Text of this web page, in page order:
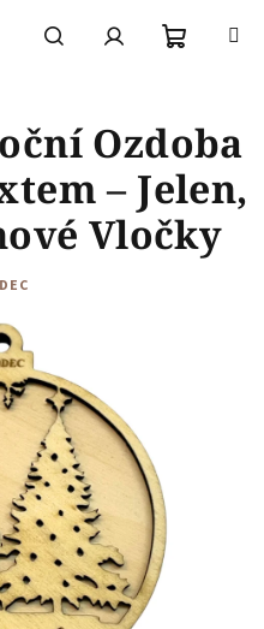
košík
Ozdoba
– Jelen,
Vločky